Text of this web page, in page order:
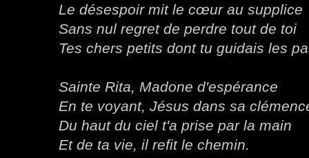
Le désespoir mit le cœur au supplice
Sans nul regret de perdre tout de toi
Tes chers petits dont tu guidais les
Sainte Rita, Madone d'espérance
En te voyant, Jésus dans sa
Du haut du ciel t'a prise par la main
Et de ta vie, il refit le chemin.